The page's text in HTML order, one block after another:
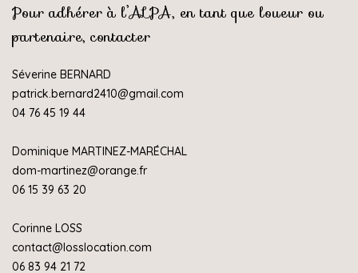
Pour adhérer à l’ALPA, en tant que loueur ou
partenaire, contacter
Séverine BERNARD
patrick.bernard2410@gmail.com
04 76 45 19 44
Dominique MARTINEZ-MARÉCHAL
dom-martinez@orange.fr
06 15 39 63 20
Corinne LOSS
contact@losslocation.com
06 83 94 21 72